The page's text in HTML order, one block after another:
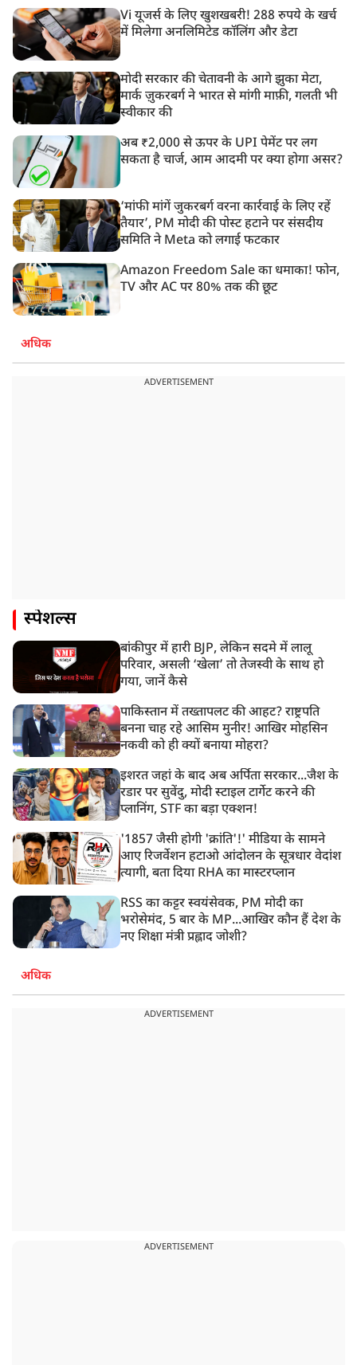
Vi यूजर्स के लिए खुशखबरी! 288 रुपये के खर्च
में मिलेगा अनलिमिटेड कॉलिंग और डेटा
मोदी सरकार की चेतावनी के आगे झुका मेटा,
मार्क ज़ुकरबर्ग ने भारत से मांगी माफ़ी, गलती भी
स्वीकार की
अब ₹2,000 से ऊपर के UPI पेमेंट पर लग
सकता है चार्ज, आम आदमी पर क्या होगा असर?
‘मांफी मांगें जुकरबर्ग वरना कार्रवाई के लिए रहें
तैयार’, PM मोदी की पोस्ट हटाने पर संसदीय
समिति ने Meta को लगाई फटकार
Amazon Freedom Sale का धमाका! फोन,
TV और AC पर 80% तक की छूट
अधिक
ADVERTISEMENT
स्पेशल्स
बांकीपुर में हारी BJP, लेकिन सदमे में लालू
परिवार, असली ‘खेला’ तो तेजस्वी के साथ हो
गया, जानें कैसे
पाकिस्तान में तख्तापलट की आहट? राष्ट्रपति
बनना चाह रहे आसिम मुनीर! आखिर मोहसिन
नकवी को ही क्यों बनाया मोहरा?
इशरत जहां के बाद अब अर्पिता सरकार...जैश के
रडार पर सुवेंदु, मोदी स्टाइल टार्गेट करने की
प्लानिंग, STF का बड़ा एक्शन!
'1857 जैसी होगी 'क्रांति'!' मीडिया के सामने
आए रिजर्वेशन हटाओ आंदोलन के सूत्रधार वेदांश
त्यागी, बता दिया RHA का मास्टरप्लान
RSS का कट्टर स्वयंसेवक, PM मोदी का
भरोसेमंद, 5 बार के MP...आखिर कौन हैं देश के
नए शिक्षा मंत्री प्रह्लाद जोशी?
अधिक
ADVERTISEMENT
ADVERTISEMENT